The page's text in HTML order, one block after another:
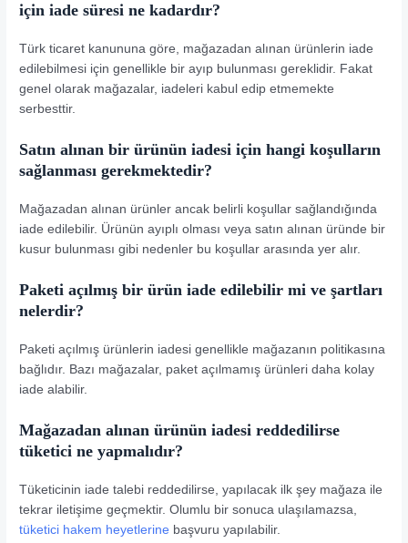
için iade süresi ne kadardır?
Türk ticaret kanununa göre, mağazadan alınan ürünlerin iade
edilebilmesi için genellikle bir ayıp bulunması gereklidir. Fakat
genel olarak mağazalar, iadeleri kabul edip etmemekte
serbesttir.
Satın alınan bir ürünün iadesi için hangi koşulların
sağlanması gerekmektedir?
Mağazadan alınan ürünler ancak belirli koşullar sağlandığında
iade edilebilir. Ürünün ayıplı olması veya satın alınan üründe bir
kusur bulunması gibi nedenler bu koşullar arasında yer alır.
Paketi açılmış bir ürün iade edilebilir mi ve şartları
nelerdir?
Paketi açılmış ürünlerin iadesi genellikle mağazanın politikasına
bağlıdır. Bazı mağazalar, paket açılmamış ürünleri daha kolay
iade alabilir.
Mağazadan alınan ürünün iadesi reddedilirse
tüketici ne yapmalıdır?
Tüketicinin iade talebi reddedilirse, yapılacak ilk şey mağaza ile
tekrar iletişime geçmektir. Olumlu bir sonuca ulaşılamazsa,
tüketici hakem heyetlerine başvuru yapılabilir.